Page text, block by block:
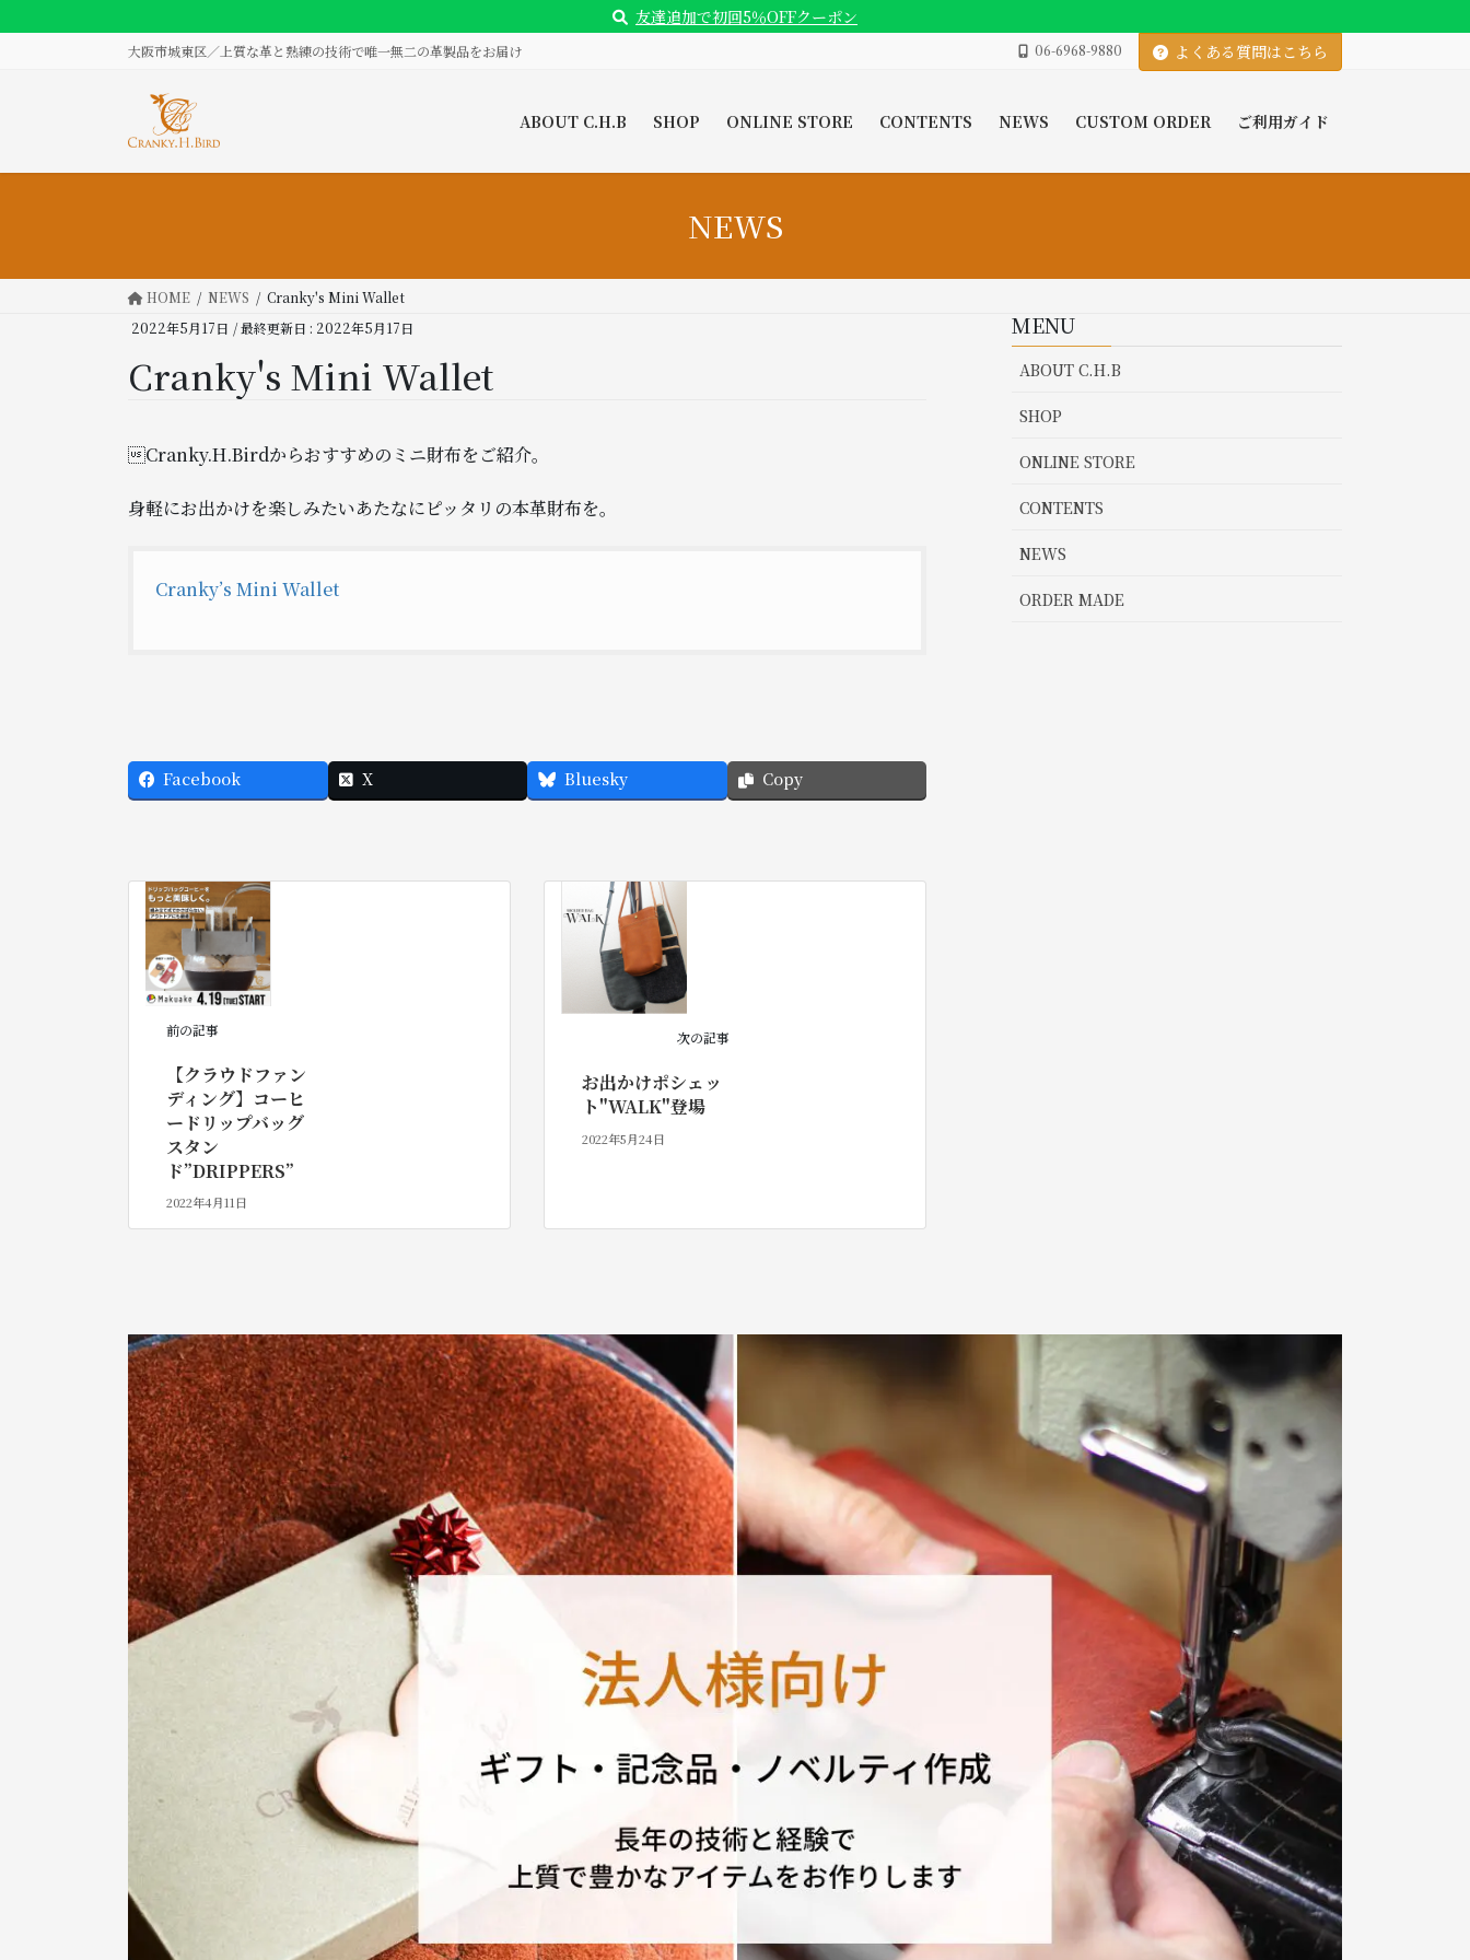
ン
移
ビ
ン
友達追加で初回5％OFFクーポン
大阪市城東区／上質な革と熟練の技術で唯一無二の革製品をお届け 06-6968-9880 よくある質問はこちら
ABOUT C.H.B SHOP ONLINE STORE CONTENTS NEWS CUSTOM ORDER ご利用ガイド
NEWS
HOME NEWS
Cranky's Mini Wallet
2022年5月17日 / 最終更新日 : 2022年5月17日
Cranky's Mini Wallet
Cranky.H.Birdからおすすめのミニ財布をご紹介。
身軽にお出かけを楽しみたいあたなにピッタリの本革財布を。
Cranky’s Mini Wallet
Facebook X Bluesky Copy
前の記事
【クラウドファン
ディング】コーヒ
ードリップバッグ
スタン
ド”DRIPPERS”
2022年4月11日
次の記事
お出かけポシェッ
ト"WALK"登場
2022年5月24日
MENU
ABOUT C.H.B
SHOP
ONLINE STORE
CONTENTS
NEWS
ORDER MADE